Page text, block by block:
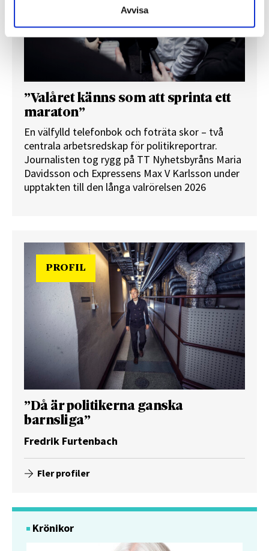
Avvisa
”Valåret känns som att sprinta ett
maraton”
En välfylld telefonbok och foträta skor – två
centrala arbetsredskap för politikreportrar.
Journalisten tog rygg på TT Nyhetsbyråns Maria
Davidsson och Expressens Max V Karlsson under
upptakten till den långa valrörelsen 2026
PROFIL
”Då är politikerna ganska
barnsliga”
Fredrik Furtenbach
Fler profiler
Krönikor